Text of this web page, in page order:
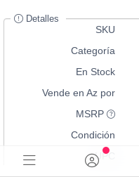
Detalles
SKU
Categoría
En Stock
Vende en Az por
MSRP
Condición
UPC